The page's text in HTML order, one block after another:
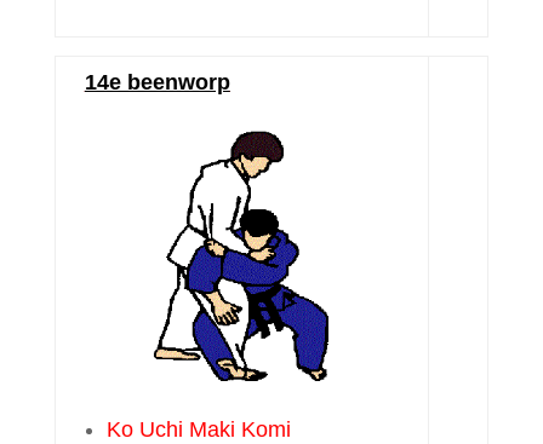
14e beenworp
Ko Uchi Maki Komi